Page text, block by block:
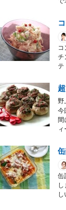
チ
テ
野
今
間
缶
し